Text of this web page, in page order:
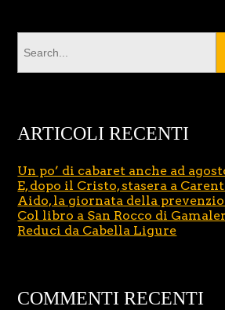
ARTICOLI RECENTI
Un po’ di cabaret anche ad
E, dopo il Cristo, stasera a
Aido, la giornata della
Col libro a San Rocco di
Reduci da Cabella Ligure
COMMENTI RECENTI